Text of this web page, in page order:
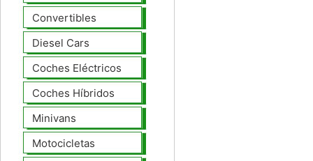
Convertibles
Diesel Cars
Coches Eléctricos
Coches Híbridos
Minivans
Motocicletas